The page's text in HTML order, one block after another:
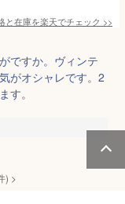
と在庫を楽天でチェック >>
ですか。ヴィンテ
がオシャレです。2
す。
) >